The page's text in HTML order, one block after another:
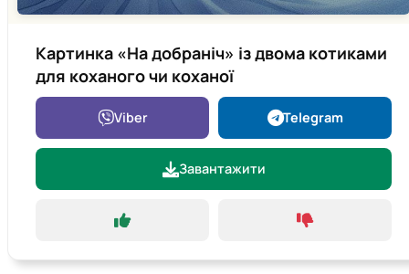
Картинка «На добраніч» із двома котиками
для коханого чи коханої
Viber Telegram
Завантажити